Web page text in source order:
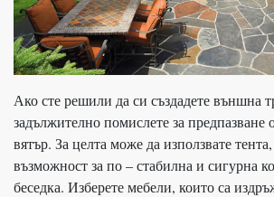
Ако сте решили да си създадете външна
задължително помислете за предпазване
вятър. За целта може да използвате
възможност за по – стабилна и сигурна
беседка. Изберете мебели, които са